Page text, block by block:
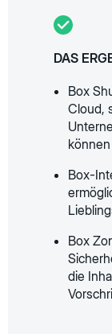
DAS
Box
Cloud,
können
Box-
Box
die